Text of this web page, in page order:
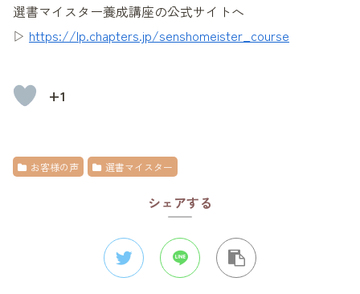
選書マイスター養成講座の公式サイトへ
▷ https://lp.chapters.jp/senshomeister_course
+1
お客様の声 選書マイスター
シェアする